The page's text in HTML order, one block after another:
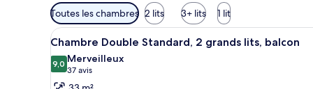
Filtres
disponibles
pour
les
chambres
Toutes les chambres 2 lits 3+ lits 1 lit
Afficher
toutes
les
photos
Une chambre d’hôtel avec
2
Chambre Double Standard, 2 grands lits, balcon
9,09,0 sur 10
Merveilleux
37 avis
(37 avis)